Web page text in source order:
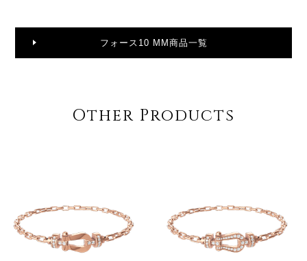
フォース10 MM商品一覧
Other Products